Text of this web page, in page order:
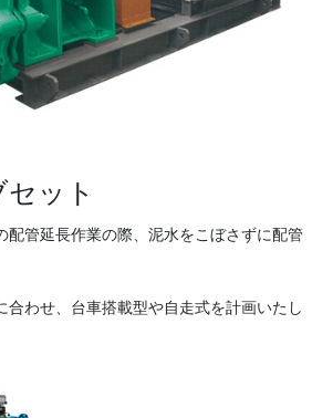
ット
管延長作業の際、泥水をこぼさずに配管
わせ、台車搭載型や自走式を計画いたし